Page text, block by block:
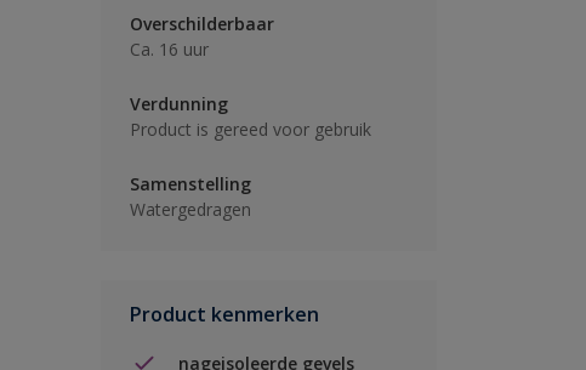
Overschilderbaar
Ca. 16 uur
Verdunning
Product is gereed voor gebruik
Samenstelling
Watergedragen
Product kenmerken
nageisoleerde gevels